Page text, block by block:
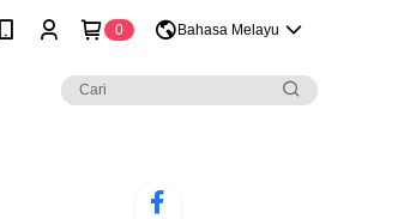
0 Bahasa Melayu